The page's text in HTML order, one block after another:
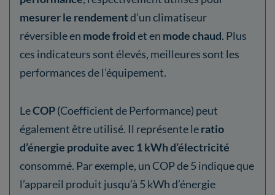
mesurer le rendementd’un climatiseur
réversible en mode froidet en mode chaud. Plus
ces indicateurs sont élevés, meilleures sont les
performances de l’équipement.
LeCOP(Coefficient de Performance) peut
également être utilisé. Il représente leratio
d’énergie produite avec 1 kWh d’électricité
consommé. Par exemple, un COP de 5 indique que
l’appareil produit jusqu’à 5 kWh d’énergie